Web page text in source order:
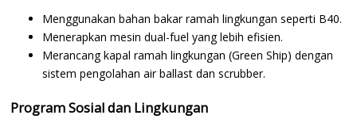
Menggunakan bahan bakar ramah lingkungan seperti B40.
Menerapkan mesin dual-fuel yang lebih efisien.
Merancang kapal ramah lingkungan (Green Ship) dengan
sistem pengolahan air ballast dan scrubber.
Program Sosial dan Lingkungan